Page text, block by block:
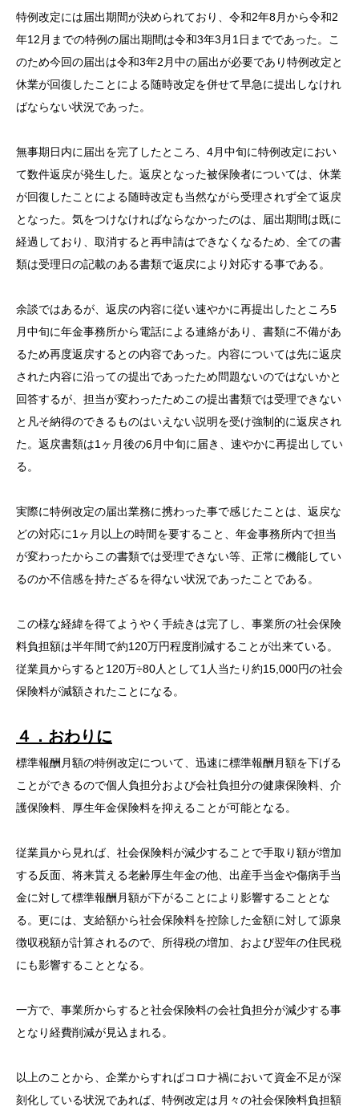
特例改定には届出期間が決められており、令和2年8月から令和2
年12月までの特例の届出期間は令和3年3月1日までであった。こ
のため今回の届出は令和3年2月中の届出が必要であり特例改定と
休業が回復したことによる随時改定を併せて早急に提出しなけれ
ばならない状況であった。
無事期日内に届出を完了したところ、4月中旬に特例改定におい
て数件返戻が発生した。返戻となった被保険者については、休業
が回復したことによる随時改定も当然ながら受理されず全て返戻
となった。気をつけなければならなかったのは、届出期間は既に
経過しており、取消すると再申請はできなくなるため、全ての書
類は受理日の記載のある書類で返戻により対応する事である。
余談ではあるが、返戻の内容に従い速やかに再提出したところ5
月中旬に年金事務所から電話による連絡があり、書類に不備があ
るため再度返戻するとの内容であった。内容については先に返戻
された内容に沿っての提出であったため問題ないのではないかと
回答するが、担当が変わったためこの提出書類では受理できない
と凡そ納得のできるものはいえない説明を受け強制的に返戻され
た。返戻書類は1ヶ月後の6月中旬に届き、速やかに再提出してい
る。
実際に特例改定の届出業務に携わった事で感じたことは、返戻な
どの対応に1ヶ月以上の時間を要すること、年金事務所内で担当
が変わったからこの書類では受理できない等、正常に機能してい
るのか不信感を持たざるを得ない状況であったことである。
この様な経緯を得てようやく手続きは完了し、事業所の社会保険
料負担額は半年間で約120万円程度削減することが出来ている。
従業員からすると120万÷80人として1人当たり約15,000円の社会
保険料が減額されたことになる。
４．おわりに
標準報酬月額の特例改定について、迅速に標準報酬月額を下げる
ことができるので個人負担分および会社負担分の健康保険料、介
護保険料、厚生年金保険料を抑えることが可能となる。
従業員から見れば、社会保険料が減少することで手取り額が増加
する反面、将来貰える老齢厚生年金の他、出産手当金や傷病手当
金に対して標準報酬月額が下がることにより影響することとな
る。更には、支給額から社会保険料を控除した金額に対して源泉
徴収税額が計算されるので、所得税の増加、および翌年の住民税
にも影響することとなる。
一方で、事業所からすると社会保険料の会社負担分が減少する事
となり経費削減が見込まれる。
以上のことから、企業からすればコロナ禍において資金不足が深
刻化している状況であれば、特例改定は月々の社会保険料負担額